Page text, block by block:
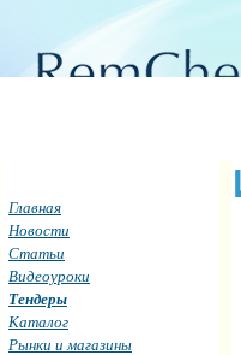
Главная
Новости
Статьи
Видеоуроки
Тендеры
Каталог
Рынки и магазины